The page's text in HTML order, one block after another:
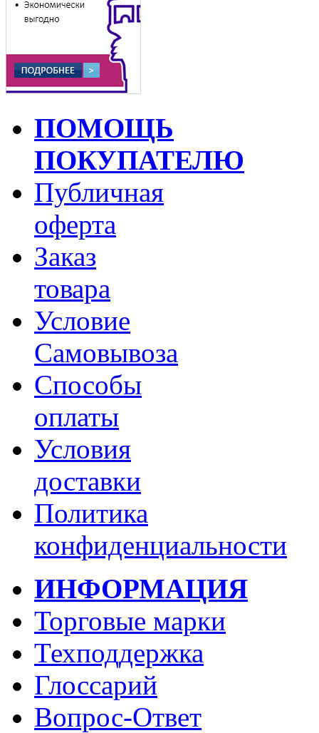
ПОМОЩЬ
ПОКУПАТЕЛЮ
Публичная
оферта
Заказ
товара
Условие
Самовывоза
Способы
оплаты
Условия
доставки
Политика
конфиденциальности
ИНФОРМАЦИЯ
Торговые марки
Техподдержка
Глоссарий
Вопрос-Ответ